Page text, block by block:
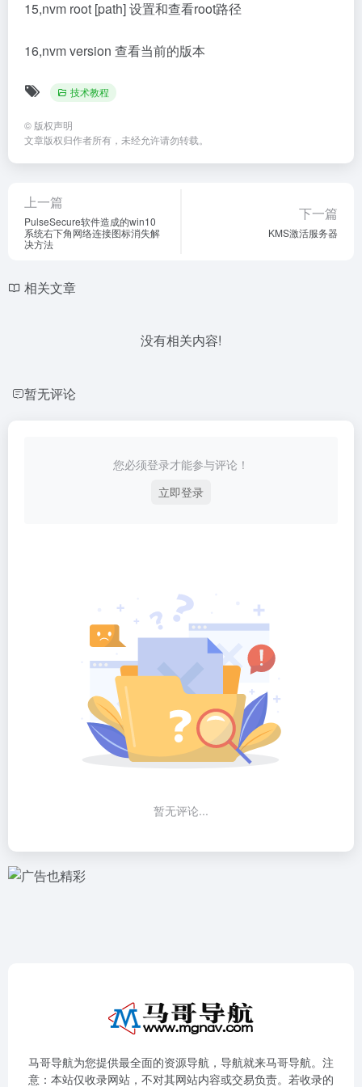
15,nvm root [path] 设置和查看root路径
16,nvm version 查看当前的版本
技术教程
© 版权声明
文章版权归作者所有，未经允许请勿转载。
上一篇
PulseSecure软件造成的win10
系统右下角网络连接图标消失解
决方法
下一篇
KMS激活服务器
相关文章
没有相关内容!
暂无评论
您必须登录才能参与评论！
立即登录
暂无评论...
马哥导航为您提供最全面的资源导航，导航就来马哥导航。注
意：本站仅收录网站，不对其网站内容或交易负责。若收录的